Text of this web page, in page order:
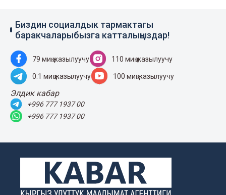
Биздин социалдык тармактагы
баракчаларыбызга катталыңыздар!
79 миң жазылуучу 110 миң жазылуучу
0.1 миң жазылуучу 100 миң жазылуучу
Элдик кабар
+996 777 1937 00
+996 777 1937 00